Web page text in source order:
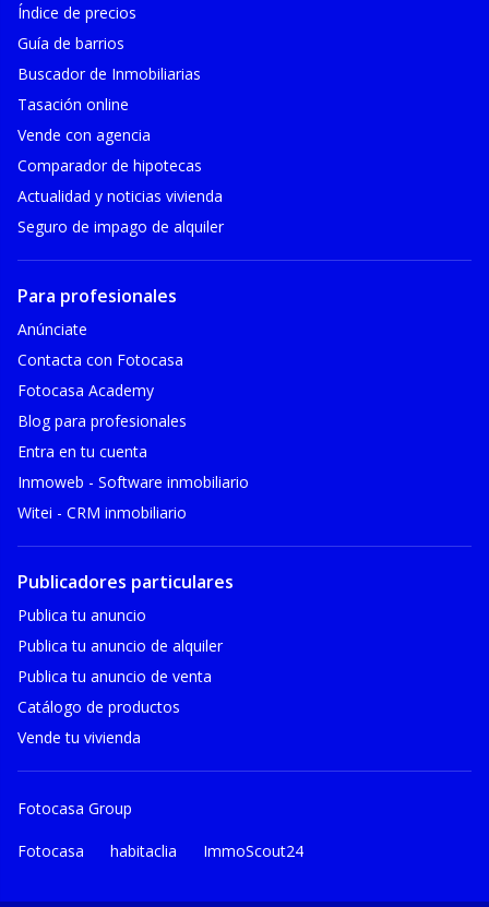
Índice de precios
Guía de barrios
Buscador de Inmobiliarias
Tasación online
Vende con agencia
Comparador de hipotecas
Actualidad y noticias vivienda
Seguro de impago de alquiler
Para profesionales
Anúnciate
Contacta con Fotocasa
Fotocasa Academy
Blog para profesionales
Entra en tu cuenta
Inmoweb - Software inmobiliario
Witei - CRM inmobiliario
Publicadores particulares
Publica tu anuncio
Publica tu anuncio de alquiler
Publica tu anuncio de venta
Catálogo de productos
Vende tu vivienda
Fotocasa Group
Fotocasa habitaclia ImmoScout24